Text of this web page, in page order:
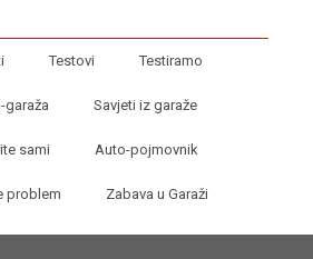
Testovi Testiramo
garaža Savjeti iz garaže
sami Auto-pojmovnik
problem Zabava u Garaži